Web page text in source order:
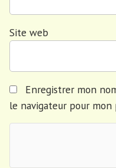
Site web
Enregistrer mon
le navigateur pour